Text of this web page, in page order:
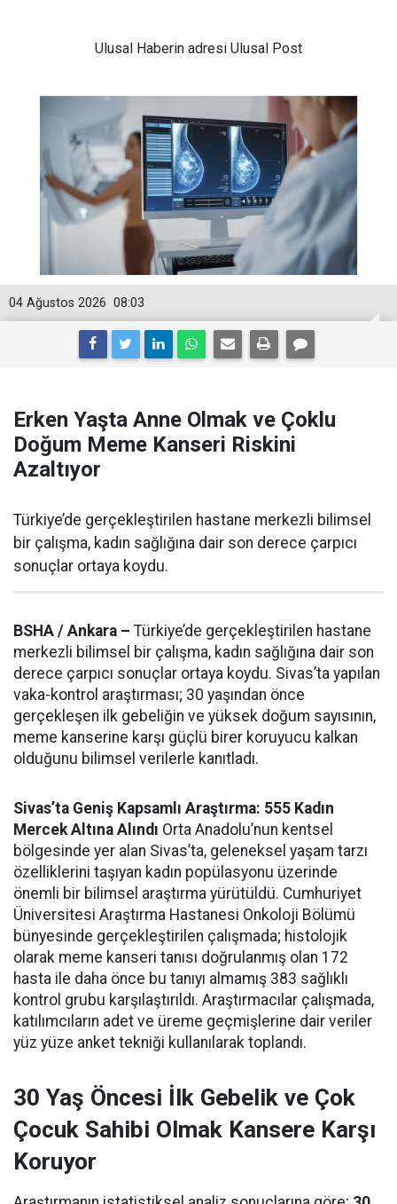
Ulusal Haberin adresi Ulusal Post
08:03
04 Ağustos 2026
Erken Yaşta Anne Olmak ve Çoklu
Doğum Meme Kanseri Riskini
Azaltıyor
Türkiye’de gerçekleştirilen hastane merkezli bilimsel
bir çalışma, kadın sağlığına dair son derece çarpıcı
sonuçlar ortaya koydu.
BSHA / Ankara – Türkiye’de gerçekleştirilen hastane
merkezli bilimsel bir çalışma, kadın sağlığına dair son
derece çarpıcı sonuçlar ortaya koydu. Sivas’ta yapılan
vaka-kontrol araştırması; 30 yaşından önce
gerçekleşen ilk gebeliğin ve yüksek doğum sayısının,
meme kanserine karşı güçlü birer koruyucu kalkan
olduğunu bilimsel verilerle kanıtladı.
Sivas’ta Geniş Kapsamlı Araştırma: 555 Kadın
Mercek Altına Alındı Orta Anadolu’nun kentsel
bölgesinde yer alan Sivas’ta, geleneksel yaşam tarzı
özelliklerini taşıyan kadın popülasyonu üzerinde
önemli bir bilimsel araştırma yürütüldü. Cumhuriyet
Üniversitesi Araştırma Hastanesi Onkoloji Bölümü
bünyesinde gerçekleştirilen çalışmada; histolojik
olarak meme kanseri tanısı doğrulanmış olan 172
hasta ile daha önce bu tanıyı almamış 383 sağlıklı
kontrol grubu karşılaştırıldı. Araştırmacılar çalışmada,
katılımcıların adet ve üreme geçmişlerine dair veriler
yüz yüze anket tekniği kullanılarak toplandı.
30 Yaş Öncesi İlk Gebelik ve Çok
Çocuk Sahibi Olmak Kansere Karşı
Koruyor